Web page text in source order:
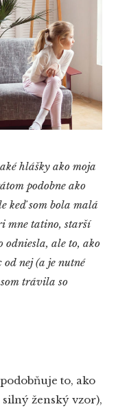
hlášky ako moja
podobne ako
keď som bola malá
mne tatino, starší
odniesla, ale to, ako
nej (a je nutné
trávila so
to, ako
ženský vzor),